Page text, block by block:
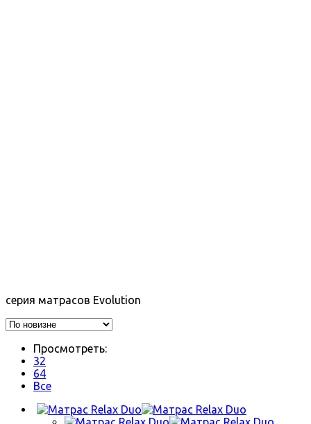
серия матрасов Evolution
Просмотреть:
32
64
Все